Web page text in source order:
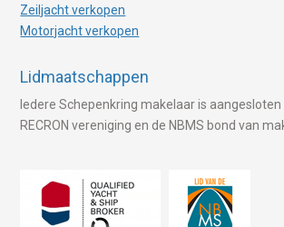
Zeiljacht verkopen
Motorjacht verkopen
Lidmaatschappen
Iedere Schepenkring makelaar is aangesloten
RECRON vereniging en de NBMS bond van